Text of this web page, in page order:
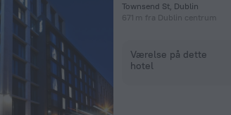
Townsend St, Dublin
671 m fra Dublin centrum
Værelse på dette
hotel